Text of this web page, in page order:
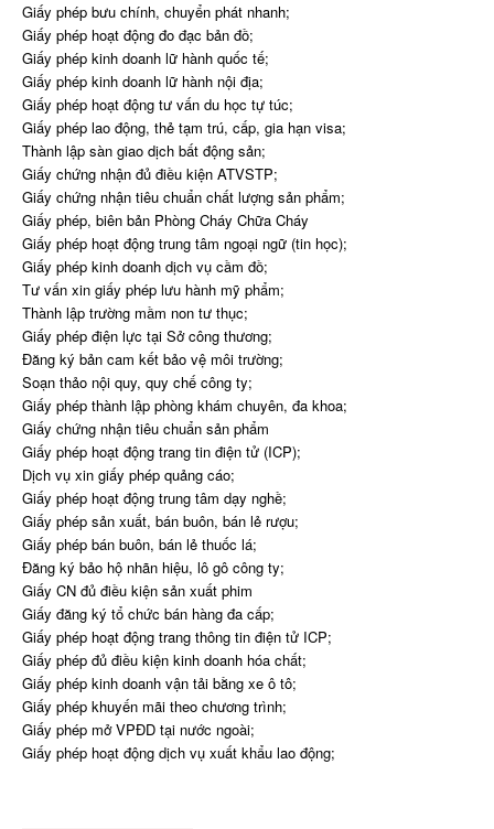
Giấy phép bưu chính, chuyển phát nhanh;
Giấy phép hoạt động đo đạc bản đồ;
Giấy phép kinh doanh lữ hành quốc tế;
Giấy phép kinh doanh lữ hành nội địa;
Giấy phép hoạt động tư vấn du học tự túc;
Giấy phép lao động, thẻ tạm trú, cấp, gia hạn visa;
Thành lập sàn giao dịch bất động sản;
Giấy chứng nhận đủ điều kiện ATVSTP;
Giấy chứng nhận tiêu chuẩn chất lượng sản phẩm;
Giấy phép, biên bản Phòng Cháy Chữa Cháy
Giấy phép hoạt động trung tâm ngoại ngữ (tin học);
Giấy phép kinh doanh dịch vụ cầm đồ;
Tư vấn xin giấy phép lưu hành mỹ phẩm;
Thành lập trường mầm non tư thục;
Giấy phép điện lực tại Sở công thương;
Đăng ký bản cam kết bảo vệ môi trường;
Soạn thảo nội quy, quy chế công ty;
Giấy phép thành lập phòng khám chuyên, đa khoa;
Giấy chứng nhận tiêu chuẩn sản phẩm
Giấy phép hoạt động trang tin điện tử (ICP);
Dịch vụ xin giấy phép quảng cáo;
Giấy phép hoạt động trung tâm dạy nghề;
Giấy phép sản xuất, bán buôn, bán lẻ rượu;
Giấy phép bán buôn, bán lẻ thuốc lá;
Đăng ký bảo hộ nhãn hiệu, lô gô công ty;
Giấy CN đủ điều kiện sản xuất phim
Giấy đăng ký tổ chức bán hàng đa cấp;
Giấy phép hoạt động trang thông tin điện tử ICP;
Giấy phép đủ điều kiện kinh doanh hóa chất;
Giấy phép kinh doanh vận tải bằng xe ô tô;
Giấy phép khuyến mãi theo chương trình;
Giấy phép mở VPĐD tại nước ngoài;
Giấy phép hoạt động dịch vụ xuất khẩu lao động;